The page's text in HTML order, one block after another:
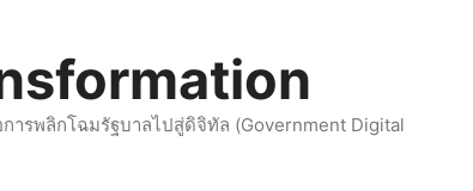
ารพลิกโฉมรัฐบาลไปสู่ดิจิทัล (Government Digital